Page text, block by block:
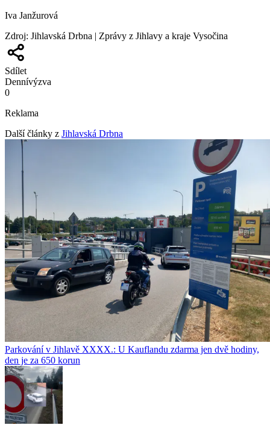
Iva Janžurová
Zdroj: Jihlavská Drbna | Zprávy z Jihlavy a kraje Vysočina
Sdílet
Dennívýzva
0
Reklama
Další články z Jihlavská Drbna
Parkování v Jihlavě XXXX.: U Kauflandu zdarma jen dvě hodiny,
den je za 650 korun